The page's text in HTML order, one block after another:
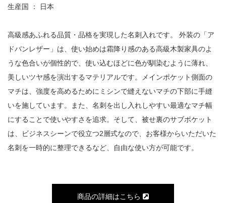
生産国 ： 日本
高級感あふれる品質・品格を実現した名刺入れです。 外装の「ア
ドバンレザー」は、使い始めは霜降り感のある高級木製家具のよ
うな色合いが個性的で、使い込むほどに色が馴染むように薄れ、
美しいツヤ感を演出するマテリアルです。メインポケット側面の
マチは、強度を高めるためにミシンで縫えないマチの下部に手縫
いを施しています。また、名刺を出し入れしやすい最適なマチ幅
にすることで使いやすさを追求。そして、被せ裏のサブポケット
は、ビジネスシーンで役立つ2層式なので、お客様からいただいた
名刺を一時的に整理できるなど、自由な使い方が可能です。
商品の詳細はこちら